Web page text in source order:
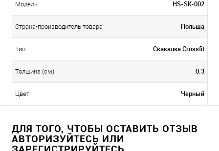
Модель HS-SK-002
Страна-производитель товара Польша
Тип Скакалка Crossfit
Толщина (см) 0.3
Цвет Черный
ДЛЯ ТОГО, ЧТОБЫ ОСТАВИТЬ ОТЗЫВ
АВТОРИЗУЙТЕСЬ ИЛИ